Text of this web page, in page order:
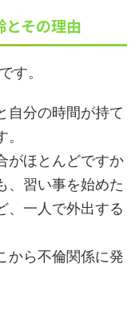
とその理由
です。
自分の時間が持て
がほとんどですか
、習い事を始めた
、一人で外出する
から不倫関係に発